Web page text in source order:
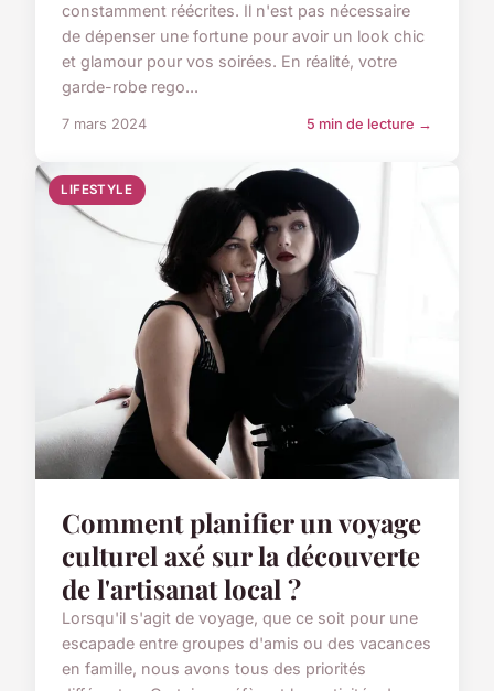
constamment réécrites. Il n'est pas nécessaire
de dépenser une fortune pour avoir un look chic
et glamour pour vos soirées. En réalité, votre
garde-robe rego...
7 mars 2024 5 min de lecture →
LIFESTYLE
Comment planifier un voyage
culturel axé sur la découverte
de l'artisanat local ?
Lorsqu'il s'agit de voyage, que ce soit pour une
escapade entre groupes d'amis ou des vacances
en famille, nous avons tous des priorités